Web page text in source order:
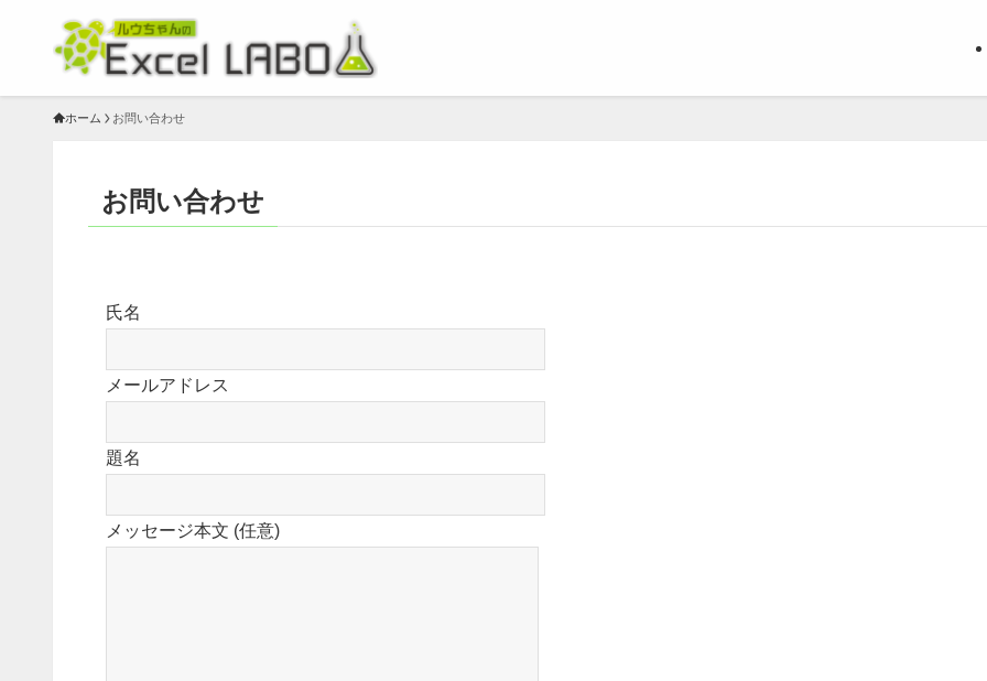
ホーム お問い合わせ
お問い合わせ
氏名
メールアドレス
題名
メッセージ本文 (任意)